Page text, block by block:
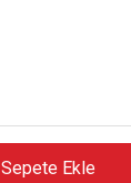
Sepete Ekle